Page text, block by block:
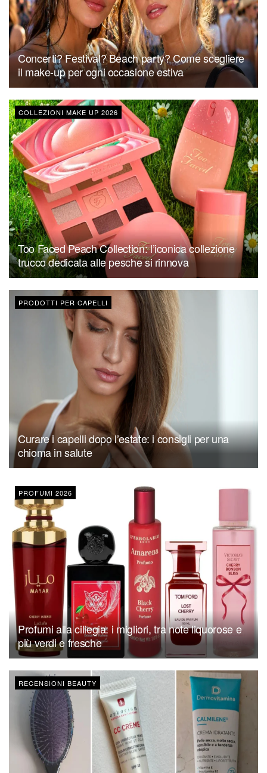
Concerti? Festival? Beach party? Come scegliere
il make-up per ogni occasione estiva
COLLEZIONI MAKE UP 2026
Too Faced Peach Collection: l’iconica collezione
trucco dedicata alle pesche si rinnova
PRODOTTI PER CAPELLI
Curare i capelli dopo l’estate: i consigli per una
chioma in salute
PROFUMI 2026
Profumi alla ciliegia: i migliori, tra note liquorose e
più verdi e fresche
RECENSIONI BEAUTY